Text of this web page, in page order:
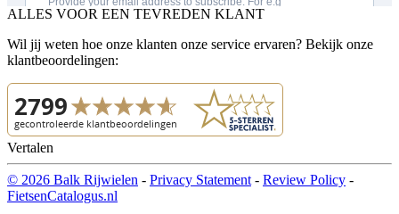
ALLES VOOR EEN TEVREDEN KLANT
Wil jij weten hoe onze klanten onze service ervaren? Bekijk onze
klantbeoordelingen:
Vertalen
© 2026 Balk Rijwielen - Privacy Statement - Review Policy -
FietsenCatalogus.nl